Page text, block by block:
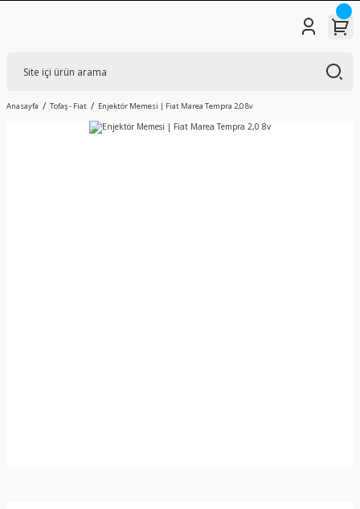
Anasayfa Tofaş - Fiat Enjektör Memesi | Fiat Marea Tempra 2,0 8v